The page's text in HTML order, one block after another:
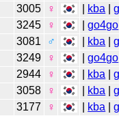
3005 ♀ kba |
3245 ♀ |go4go
3081 ♂ kba |
3249 ♀ |go4go
2944 ♀ kba |
3058 ♀ kba |
3177 ♀ kba |